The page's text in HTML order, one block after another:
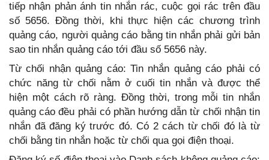
tiếp nhận phản ánh tin nhắn rác, cuộc gọi rác trên đầu
số 5656. Đồng thời, khi thực hiện các chương trình
quảng cáo, người quảng cáo bằng tin nhắn phải gửi bản
sao tin nhắn quảng cáo tới đầu số 5656 này.
Từ chối nhận quảng cáo: Tin nhắn quảng cáo phải có
chức năng từ chối nằm ở cuối tin nhắn và được thể
hiện một cách rõ ràng. Đồng thời, trong mỗi tin nhắn
quảng cáo đều phải có phần hướng dẫn từ chối nhận tin
nhắn đã đăng ký trước đó. Có 2 cách từ chối đó là từ
chối bằng tin nhắn hoặc từ chối qua gọi điện thoại.